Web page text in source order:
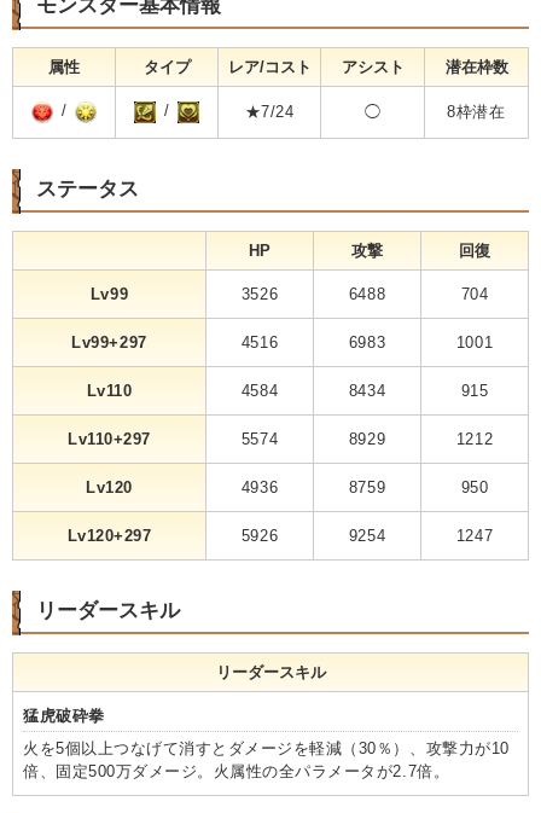
モンスター基本情報
属性 タイプ レア/コスト アシスト 潜在枠数
/ / ★7/24 ◯ 8枠潜在
ステータス
HP 攻撃 回復
Lv99 3526 6488 704
Lv99+297 4516 6983 1001
Lv110 4584 8434 915
Lv110+297 5574 8929 1212
Lv120 4936 8759 950
Lv120+297 5926 9254 1247
リーダースキル
リーダースキル
猛虎破砕拳
火を5個以上つなげて消すとダメージを軽減（30％）、攻撃力が10
倍、固定500万ダメージ。火属性の全パラメータが2.7倍。